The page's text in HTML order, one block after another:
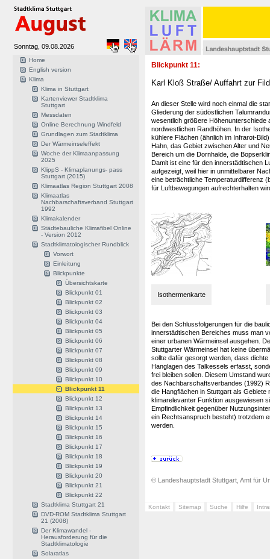
Sonntag, 09.08.2026
Home
English version
Klima
Klima in Stuttgart
Kartenviewer Stadtklima
Stuttgart
Messdaten
Online Berechnung Windfeld
Grundlagen zum Stadtklima
Der Wärmeinseleffekt
Woche der Klimaanpassung
2025
KlippS - Klimaplanungs- pass
Stuttgart (2015)
Klimaatlas Region Stuttgart 2008
Klimaatlas
Nachbarschaftsverband Stuttgart
1992
Klimakalender
Städtebauliche Klimafibel Online
- Version 2012
Stadtklimatologischer Rundblick
Vorwort
Einleitung
Blickpunkte
Übersichtskarte
Blickpunkt 01
Blickpunkt 02
Blickpunkt 03
Blickpunkt 04
Blickpunkt 05
Blickpunkt 06
Blickpunkt 07
Blickpunkt 08
Blickpunkt 09
Blickpunkt 10
Blickpunkt 11
Blickpunkt 12
Blickpunkt 13
Blickpunkt 14
Blickpunkt 15
Blickpunkt 16
Blickpunkt 17
Blickpunkt 18
Blickpunkt 19
Blickpunkt 20
Blickpunkt 21
Blickpunkt 22
Stadtklima Stuttgart 21
DVD-ROM Stadtklima Stuttgart
21 (2008)
Der Klimawandel -
Herausforderung für die
Stadtklimatologie
Solaratlas
Blickpunkt 11:
Karl Kloß Straße/ Auffahrt zur
An dieser Stelle wird noch einmal die
Gliederung der südöstlichen
wesentlich größere Höhenunterschiede
nordwestlichen Randhöhen. In der
kühlere Flächen (ähnlich im Infrarot-
Hahn, das Gebiet zwischen Alter und
Bereich um die Dornhalde, die
Damit ist eine für den innerstädtischen
aufgezeigt, weil hier in unmittelbarer
eine beträchtliche Temperaturdifferenz
für Luftbewegungen aufrechterhalten
Isothermenkarte
Bei den Schlussfolgerungen für die
innerstädtischen Bereiches muss man
einer urbanen Wärmeinsel ausgehen.
Stuttgarter Wärmeinsel hat keine
sollte dafür gesorgt werden, dass dichte
Hanglagen des Talkessels erfasst,
frei bleiben sollen. Diesem Umstand
des Nachbarschaftsverbandes (1992)
die Hangflächen in Stuttgart als Gebiete
klimarelevanter Funktion ausgewiesen
Empfindlichkeit gegenüber
ein Rechtsanspruch besteht) trotzdem
werden.
© Landeshauptstadt Stuttgart, Amt für
Kontakt Sitemap Suche Hilfe